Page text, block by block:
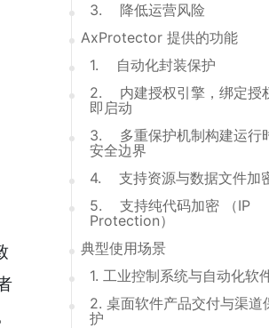
3. 降低运营风险
AxProtector 提供的功能
1. 自动化封装保护
2. 内建授权引擎，绑定授
即启动
3. 多重保护机制构建运行
安全边界
4. 支持资源与数据文件加
5. 支持纯代码加密 （IP
Protection）
典型使用场景
1. 工业控制系统与自动化软
2. 桌面软件产品交付与渠道
护